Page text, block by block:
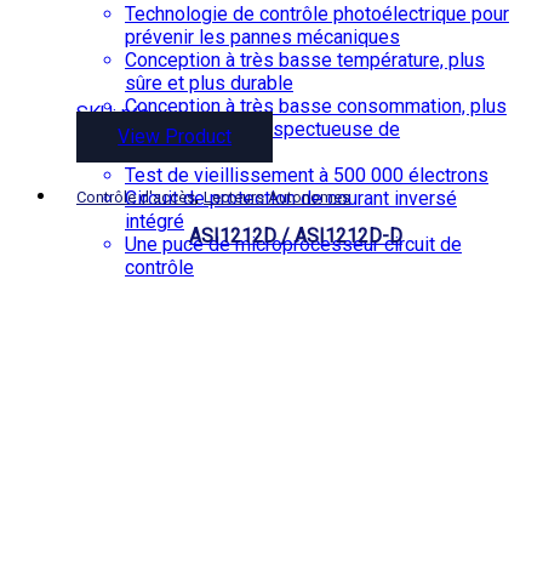
Technologie de contrôle photoélectrique pour
prévenir les pannes mécaniques
Conception à très basse température, plus
sûre et plus durable
Conception à très basse consommation, plus
durable et plus respectueuse de
l’environnement
Test de vieillissement à 500 000 électrons
Circuit de protection de courant inversé
intégré
Une puce de microprocesseur circuit de
contrôle
SKU: n/a
View Product
Contrôle d'accès,Lecteurs Autonomes
ASI1212D / ASI1212D-D